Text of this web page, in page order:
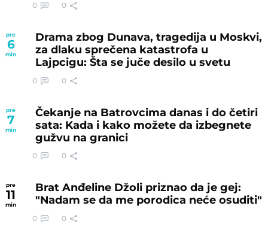
0 0
pre
6
min
Drama zbog Dunava, tragedija u Moskvi,
za dlaku sprečena katastrofa u
Lajpcigu: Šta se juče desilo u svetu
0 0
pre
7
min
Čekanje na Batrovcima danas i do četiri
sata: Kada i kako možete da izbegnete
gužvu na granici
0 0
pre
11
min
Brat Anđeline Džoli priznao da je gej:
"Nadam se da me porodica neće osuditi"
0 0